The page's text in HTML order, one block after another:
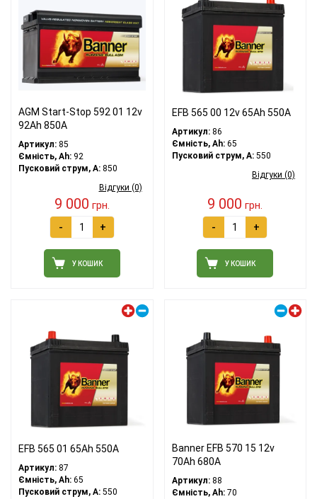
AGM Start-Stop 592 01 12v
92Ah 850A
Артикул: 85
Ємність, Ah: 92
Пусковий струм, A: 850
Відгуки (0)
9 000 грн.
- +
У КОШИК
EFB 565 00 12v 65Ah 550A
Артикул:86
Ємність, Ah:65
Пусковий струм, A:550
Відгуки (0)
9 000 грн.
- +
У КОШИК
EFB 565 01 65Ah 550A
Артикул: 87
Ємність, Ah: 65
Пусковий струм, A: 550
Banner EFB 570 15 12v
70Ah 680A
Артикул:88
Ємність, Ah:70